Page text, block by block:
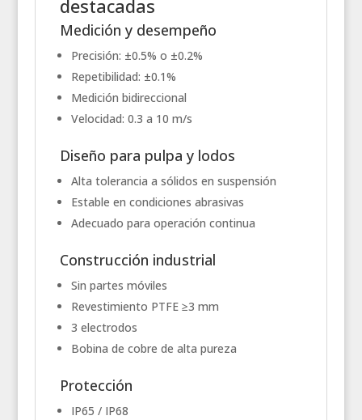
destacadas
Medición y desempeño
Precisión: ±0.5% o ±0.2%
Repetibilidad: ±0.1%
Medición bidireccional
Velocidad: 0.3 a 10 m/s
Diseño para pulpa y lodos
Alta tolerancia a sólidos en suspensión
Estable en condiciones abrasivas
Adecuado para operación continua
Construcción industrial
Sin partes móviles
Revestimiento PTFE ≥3 mm
3 electrodos
Bobina de cobre de alta pureza
Protección
IP65 / IP68